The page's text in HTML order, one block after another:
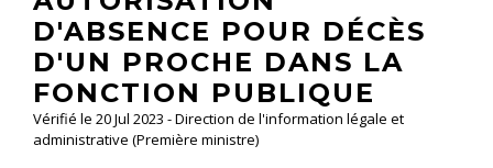
D'ABSENCE POUR DÉCÈS
D'UN PROCHE DANS LA
FONCTION PUBLIQUE
Vérifié le 20 Jul 2023 - Direction de l'information légale et
administrative (Première ministre)